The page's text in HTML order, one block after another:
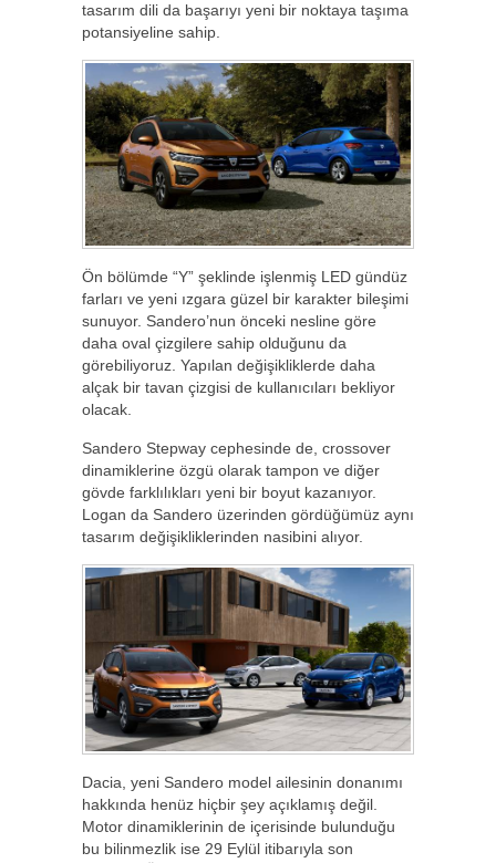
tasarım dili da başarıyı yeni bir noktaya taşıma
potansiyeline sahip.
Ön bölümde “Y” şeklinde işlenmiş LED gündüz
farları ve yeni ızgara güzel bir karakter bileşimi
sunuyor. Sandero’nun önceki nesline göre
daha oval çizgilere sahip olduğunu da
görebiliyoruz. Yapılan değişikliklerde daha
alçak bir tavan çizgisi de kullanıcıları bekliyor
olacak.
Sandero Stepway cephesinde de, crossover
dinamiklerine özgü olarak tampon ve diğer
gövde farklılıkları yeni bir boyut kazanıyor.
Logan da Sandero üzerinden gördüğümüz aynı
tasarım değişikliklerinden nasibini alıyor.
Dacia, yeni Sandero model ailesinin donanımı
hakkında henüz hiçbir şey açıklamış değil.
Motor dinamiklerinin de içerisinde bulunduğu
bu bilinmezlik ise 29 Eylül itibarıyla son